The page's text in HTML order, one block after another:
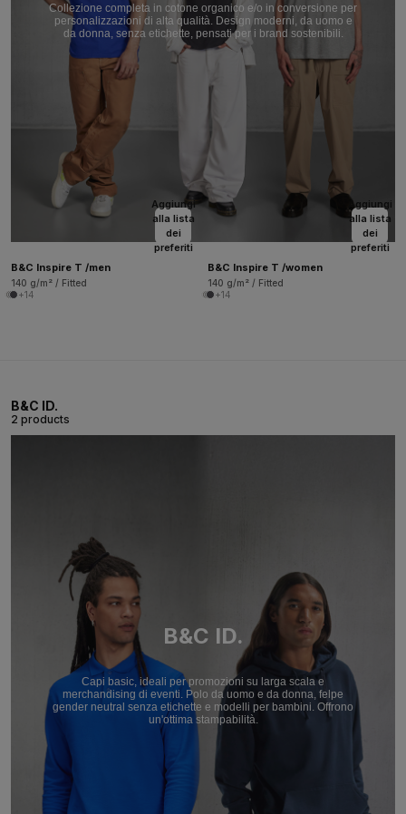
Collezione completa in cotone organico e/o in conversione per
personalizzazioni di alta qualità. Design moderni, da uomo e
da donna, senza etichette, pensati per i brand sostenibili.
Aggiungi
alla lista
dei
preferiti
B&C Inspire T /men
140 g/m² / Fitted
+14
Aggiungi
alla lista
dei
preferiti
B&C Inspire T /women
140 g/m² / Fitted
+14
B&C ID.
2 products
B&C ID.
Capi basic, ideali per promozioni su larga scala e
merchandising di eventi. Polo da uomo e da donna, felpe
gender neutral senza etichette e modelli per bambini. Offrono
un'ottima stampabilità.